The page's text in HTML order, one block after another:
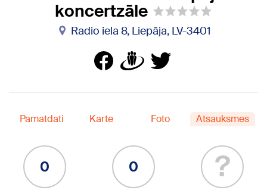
koncertzāle
Radio iela 8, Liepāja, LV-3401
Pamatdati Karte Foto Atsauksmes
0 0 ?